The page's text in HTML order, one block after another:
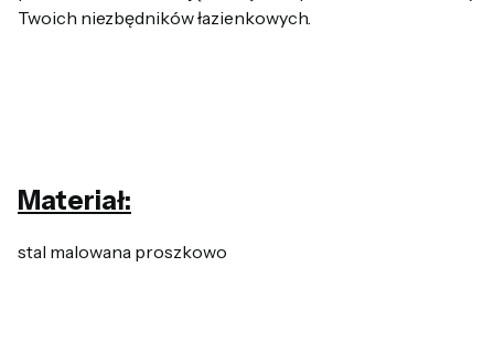
Twoich niezbędników łazienkowych.
Materiał:
stal malowana proszkowo